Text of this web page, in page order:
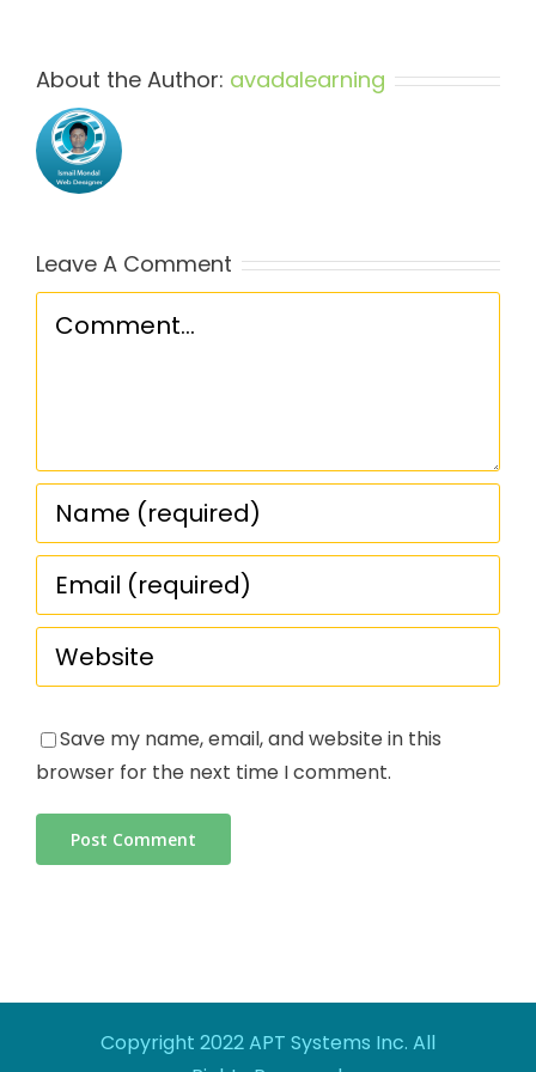
About the Author: avadalearning
Leave A Comment
Save my name, email, and website in this
browser for the next time I comment.
Copyright 2022 APT Systems Inc. All